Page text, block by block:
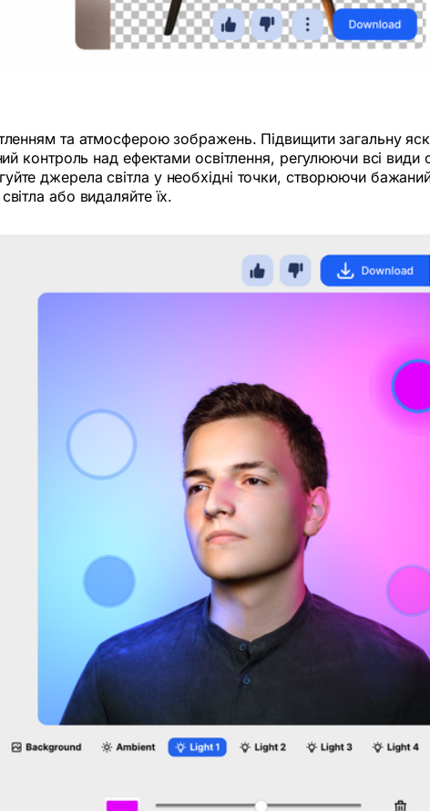
та атмосферою зображень. Підвищити загальну
контроль над ефектами освітлення, регулюючи всі
джерела світла у необхідні точки, створюючи
або видаляйте їх.